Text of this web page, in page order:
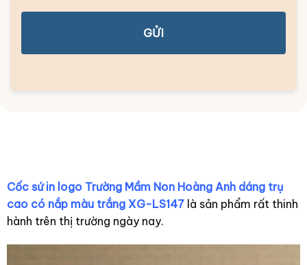
GỬI
Cốc sứ in logo Trường Mầm Non Hoàng Anh dáng trụ
cao có nắp màu trắng XG-LS147là sản phẩm rất thinh
hành trên thị trường ngày nay.